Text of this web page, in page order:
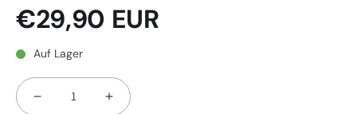
Normaler
Preis
€29,90 EUR
Auf Lager
Verringere
Erhöhe